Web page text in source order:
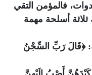
فالمؤمن التقي
ثلاثة أسلحة مهمة
﴿قَالَ رَبِّ السِّجْنُ